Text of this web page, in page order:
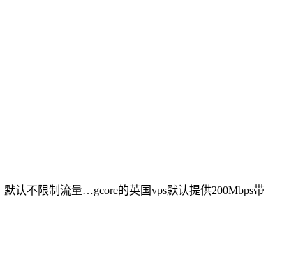
认不限制流量…gcore的英国vps默认提供200Mbps带